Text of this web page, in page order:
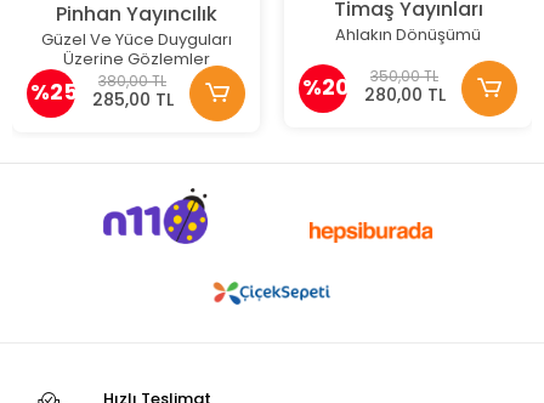
Pinhan Yayıncılık
Güzel Ve Yüce Duyguları
Üzerine Gözlemler
%25 380,00 TL
285,00 TL
Timaş Yayınları
Ahlakın Dönüşümü
%20 350,00 TL
280,00 TL